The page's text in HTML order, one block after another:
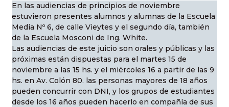
En las audiencias de principios de noviembre
estuvieron presentes alumnos y alumnas de la Escuela
Media Nº 6, de calle Vieytes y el segundo día, también
de la Escuela Mosconi de Ing. White.
Las audiencias de este juicio son orales y públicas y las
próximas están dispuestas para el martes 15 de
noviembre a las 15 hs. y el miércoles 16 a partir de las 9
hs. en Av. Colón 80. las personas mayores de 18 años
pueden concurrir con DNI, y los grupos de estudiantes
desde los 16 años pueden hacerlo en compañía de sus